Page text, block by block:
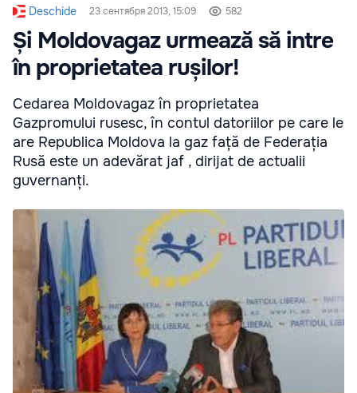
Deschide 23 сентября 2013, 15:09 582
Și Moldovagaz urmează să intre
în proprietatea rușilor!
Cedarea Moldovagaz în proprietatea
Gazpromului rusesc, în contul datoriilor pe care le
are Republica Moldova la gaz față de Federația
Rusă este un adevărat jaf , dirijat de actualii
guvernanți.